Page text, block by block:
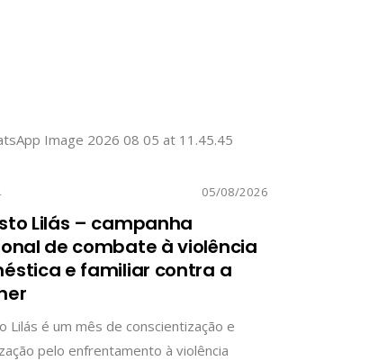
05/08/2026
Lilás – campanha
de combate à violência
e familiar contra a
Lilás é um mês de conscientização e
pelo enfrentamento à violência